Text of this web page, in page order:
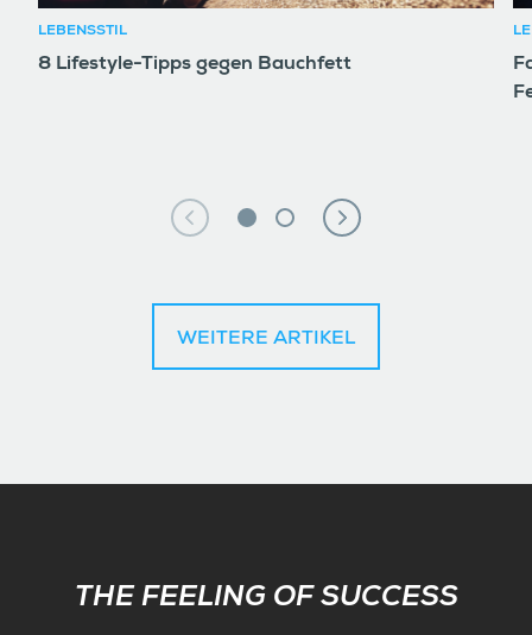
LEBENSSTIL
8 Lifestyle-Tipps gegen Bauchfett
WEITERE ARTIKEL
Subscribe
THE FEELING OF SUCCESS